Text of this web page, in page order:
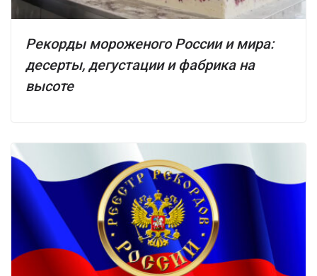
Рекорды мороженого России и мира:
десерты, дегустации и фабрика на
высоте